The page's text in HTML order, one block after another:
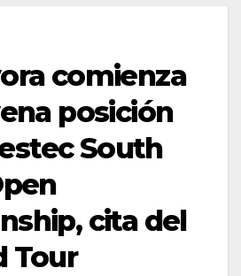
comienza
posición
South
cita del
Tour